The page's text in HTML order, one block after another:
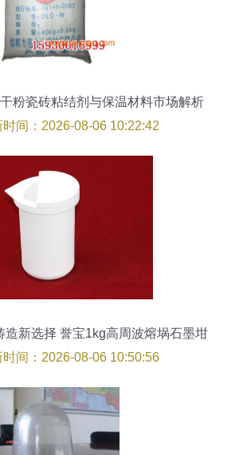
粉瓷砖粘结剂与保温材料市场解析
时间：2026-08-06 10:22:42
造新选择 誉宝1kg高周波熔埚石墨坩
埚详解
时间：2026-08-06 10:50:56